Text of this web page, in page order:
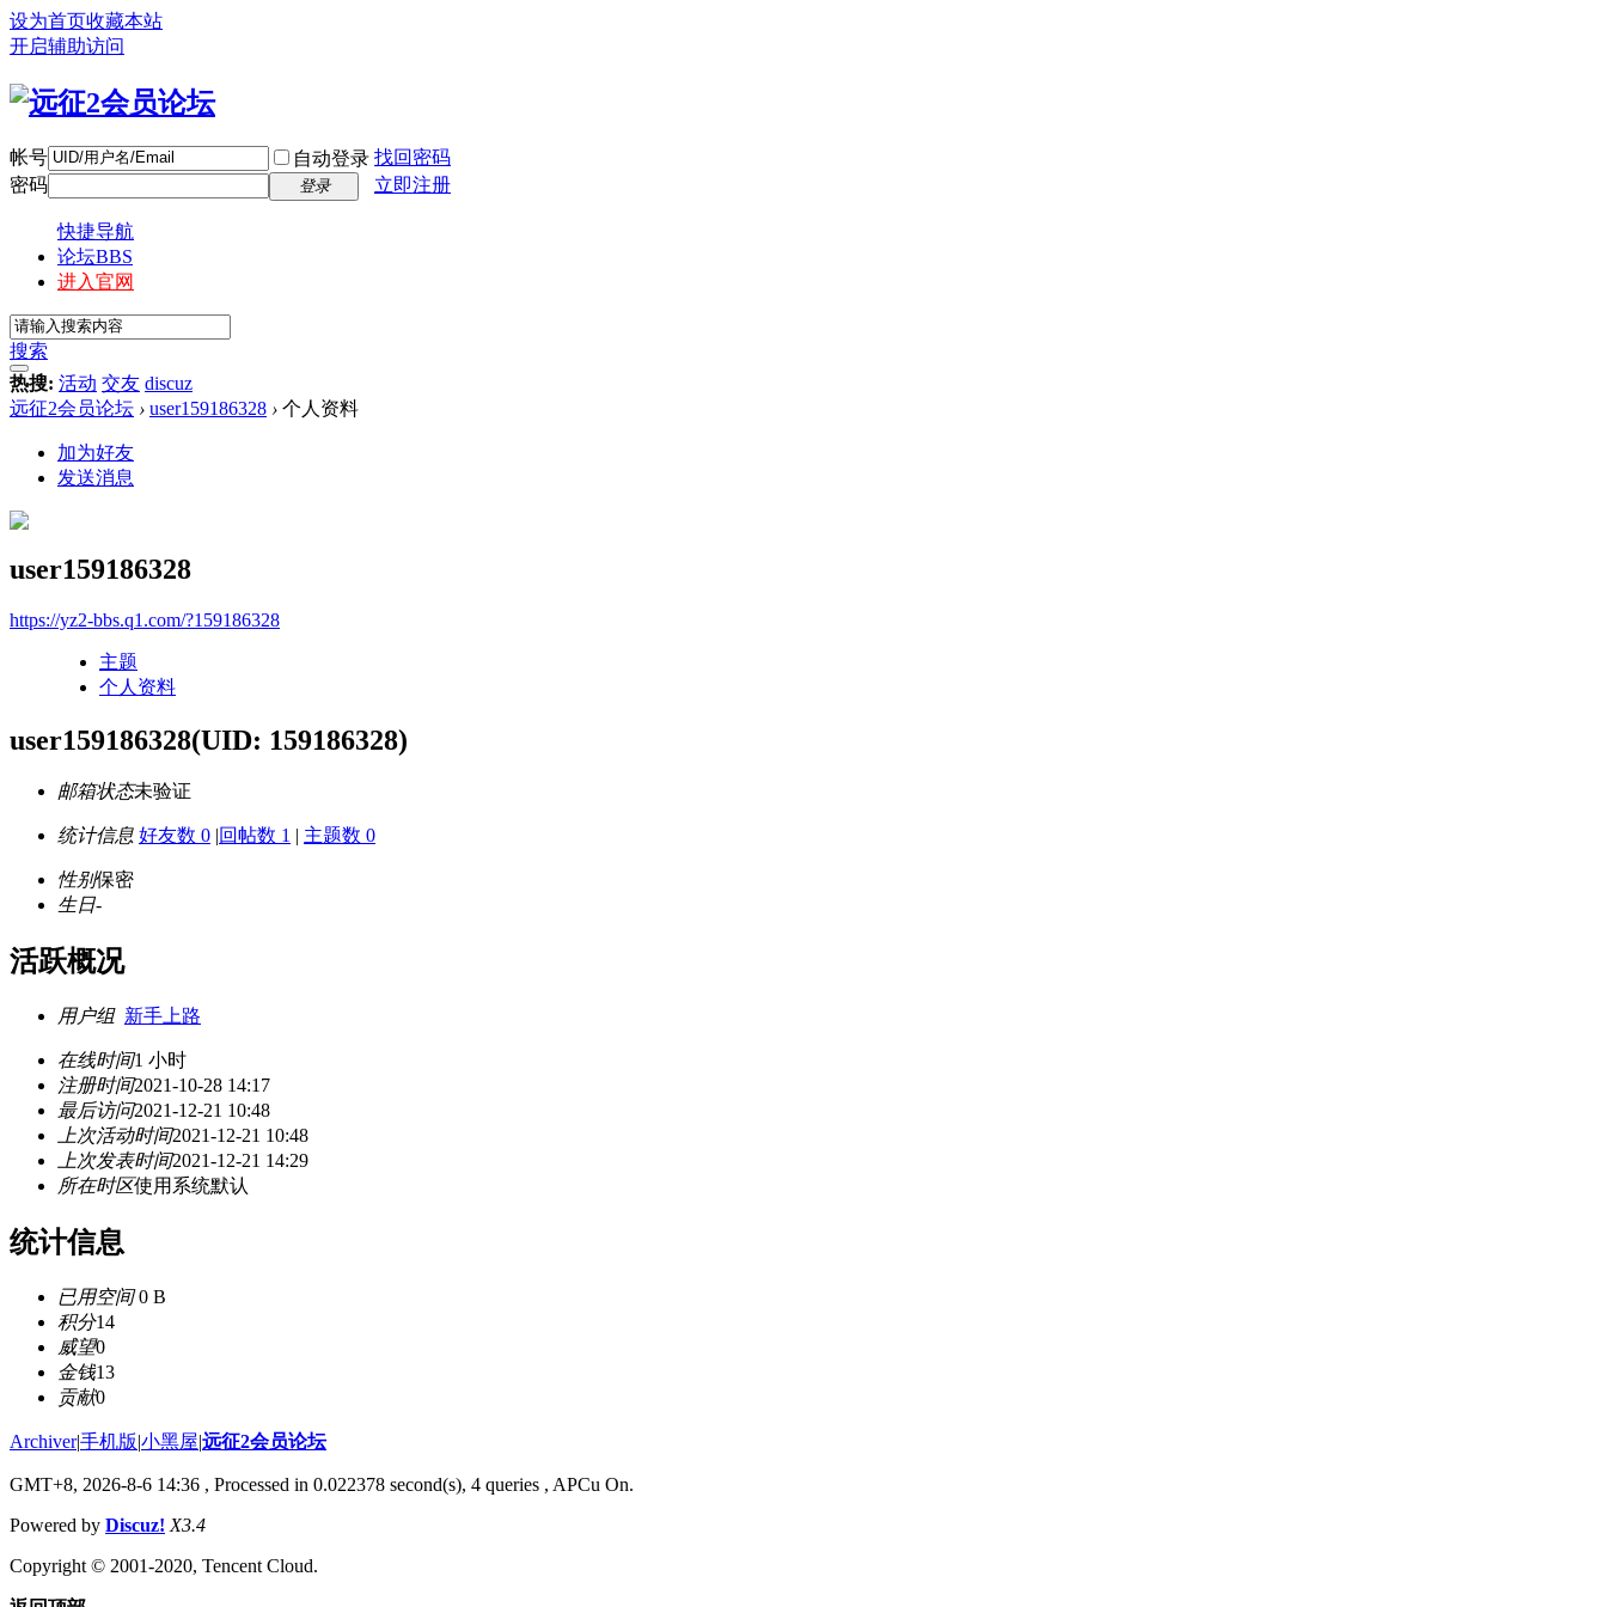
设为首页收藏本站
开启辅助访问
帐号 自动登录 找回密码
密码
登录 立即注册
快捷导航
论坛BBS
进入官网
搜索
热搜: 活动 交友 discuz
远征2会员论坛 › user159186328 › 个人资料
加为好友
发送消息
user159186328
https://yz2-bbs.q1.com/?159186328
主题
个人资料
user159186328(UID: 159186328)
邮箱状态未验证
统计信息 好友数 0 |回帖数 1 | 主题数 0
性别保密
生日-
活跃概况
用户组 新手上路
在线时间1 小时
注册时间2021-10-28 14:17
最后访问2021-12-21 10:48
上次活动时间2021-12-21 10:48
上次发表时间2021-12-21 14:29
所在时区使用系统默认
统计信息
已用空间0 B
积分14
威望0
金钱13
贡献0
Archiver|手机版|小黑屋|远征2会员论坛
GMT+8, 2026-8-6 14:36 , Processed in 0.022378 second(s), 4 queries , APCu On.
Powered by Discuz! X3.4
Copyright © 2001-2020, Tencent Cloud.